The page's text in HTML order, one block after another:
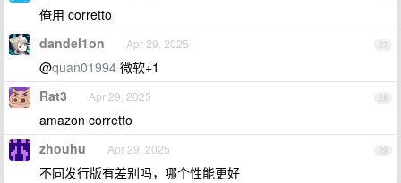
俺用 corretto
27
dandel1on Apr 29, 2025
@quan01994 微软+1
28
Rat3 Apr 29, 2025
amazon corretto
29
zhouhu Apr 29, 2025
不同发行版有差别吗，哪个性能更好